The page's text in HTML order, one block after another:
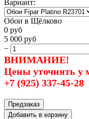
Вариант:
Обои в Щёлково
0 руб
5 000 руб
−
ВНИМАНИЕ!
Цены уточнять у
+7 (925) 337-45-28
Предзаказ
Добавить в корзину